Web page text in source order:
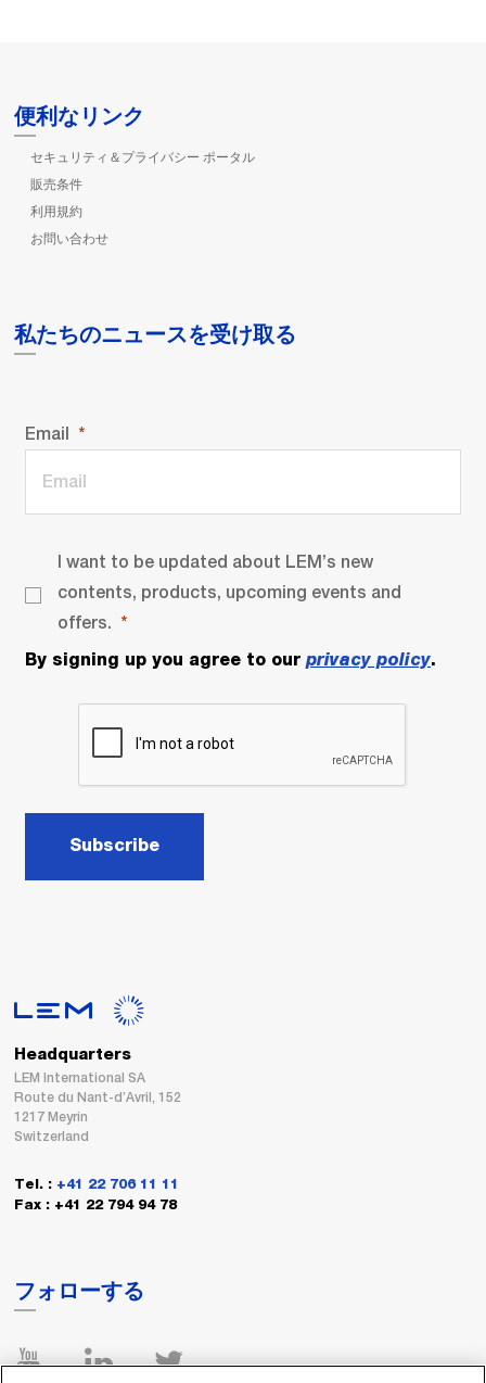
便利なリンク
セキュリティ＆プライバシー ポータル
販売条件
利用規約
お問い合わせ
私たちのニュースを受け取る
Email
I want to be updated about LEM’s new
contents, products, upcoming events and
offers.
By signing up you agree to our privacy policy.
Subscribe
Headquarters
LEM International SA
Route du Nant-d’Avril, 152
1217 Meyrin
Switzerland
Tel. : +41 22 706 11 11
Fax : +41 22 794 94 78
フォローする